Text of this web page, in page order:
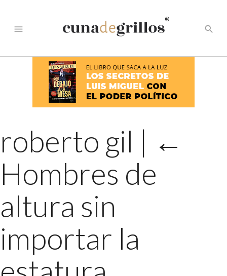
menu
®
search
roberto gil | ←
Hombres de
altura sin
importar la